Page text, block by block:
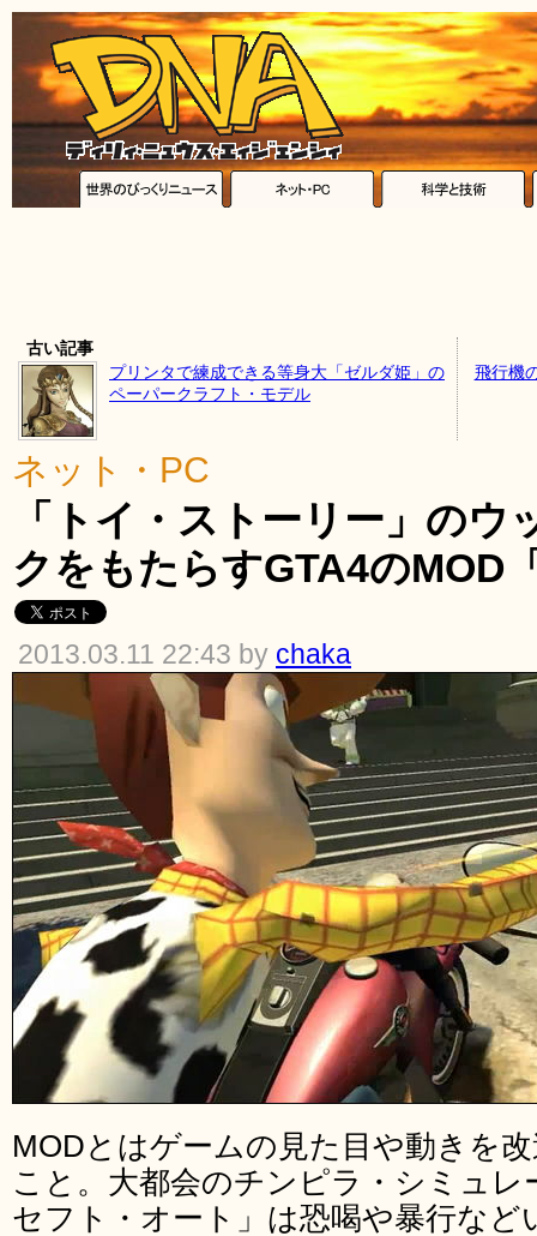
古い記事
プリンタで練成できる等身大「ゼルダ姫」の
ペーパークラフト・モデル
飛行機
ネット・PC
「トイ・ストーリー」の
クをもたらすGTA4のMOD
2013.03.11 22:43 by chaka
MODとはゲームの見た目や動きを
こと。大都会のチンピラ・シミュ
セフト・オート」は恐喝や暴行な